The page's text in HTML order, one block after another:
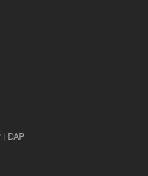
DAP